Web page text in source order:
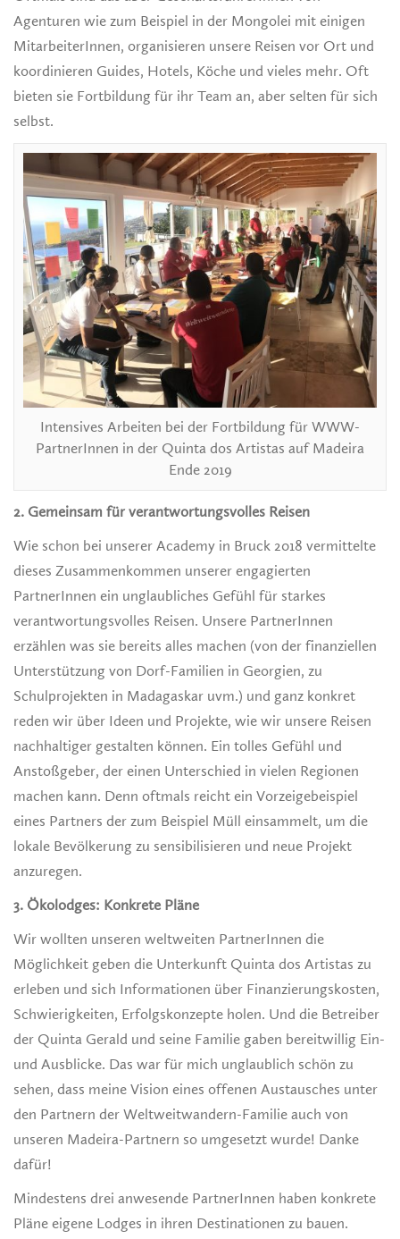
Agenturen wie zum Beispiel in der Mongolei mit einigen
MitarbeiterInnen, organisieren unsere Reisen vor Ort und
koordinieren Guides, Hotels, Köche und vieles mehr. Oft
bieten sie Fortbildung für ihr Team an, aber selten für sich
selbst.
Intensives Arbeiten bei der Fortbildung für WWW-
PartnerInnen in der Quinta dos Artistas auf Madeira
Ende 2019
2. Gemeinsam für verantwortungsvolles Reisen
Wie schon bei unserer Academy in Bruck 2018 vermittelte
dieses Zusammenkommen unserer engagierten
PartnerInnen ein unglaubliches Gefühl für starkes
verantwortungsvolles Reisen. Unsere PartnerInnen
erzählen was sie bereits alles machen (von der finanziellen
Unterstützung von Dorf-Familien in Georgien, zu
Schulprojekten in Madagaskar uvm.) und ganz konkret
reden wir über Ideen und Projekte, wie wir unsere Reisen
nachhaltiger gestalten können. Ein tolles Gefühl und
Anstoßgeber, der einen Unterschied in vielen Regionen
machen kann. Denn oftmals reicht ein Vorzeigebeispiel
eines Partners der zum Beispiel Müll einsammelt, um die
lokale Bevölkerung zu sensibilisieren und neue Projekt
anzuregen.
3. Ökolodges: Konkrete Pläne
Wir wollten unseren weltweiten PartnerInnen die
Möglichkeit geben die Unterkunft Quinta dos Artistas zu
erleben und sich Informationen über Finanzierungskosten,
Schwierigkeiten, Erfolgskonzepte holen. Und die Betreiber
der Quinta Gerald und seine Familie gaben bereitwillig Ein-
und Ausblicke. Das war für mich unglaublich schön zu
sehen, dass meine Vision eines offenen Austausches unter
den Partnern der Weltweitwandern-Familie auch von
unseren Madeira-Partnern so umgesetzt wurde! Danke
dafür!
Mindestens drei anwesende PartnerInnen haben konkrete
Pläne eigene Lodges in ihren Destinationen zu bauen.